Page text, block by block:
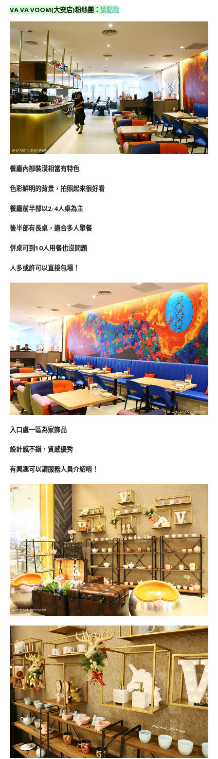
VA VA VOOM(大安店)粉絲團 ： 請點我
餐廳內部裝潢相當有特色
色彩鮮明的背景，拍照起來很好看
餐廳前半部以2-4人桌為主
後半部有長桌，適合多人聚餐
併桌可到10人用餐也沒問題
人多或許可以直接包場！
入口處一區為家飾品
設計感不錯，質感優秀
有興趣可以請服務人員介紹唷！